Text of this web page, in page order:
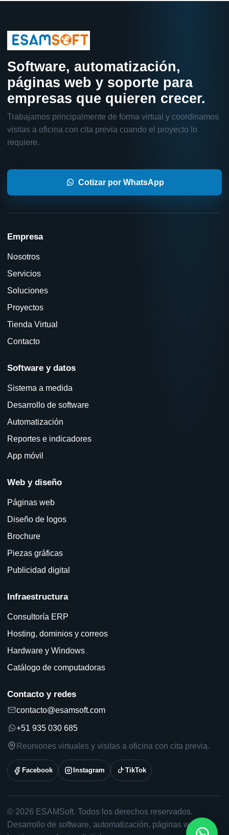
Software, automatización,
páginas web y soporte para
empresas que quieren crecer.
Trabajamos principalmente de forma virtual y coordinamos
visitas a oficina con cita previa cuando el proyecto lo
requiere.
Cotizar por WhatsApp
Empresa
Nosotros
Servicios
Soluciones
Proyectos
Tienda Virtual
Contacto
Software y datos
Sistema a medida
Desarrollo de software
Automatización
Reportes e indicadores
App móvil
Web y diseño
Páginas web
Diseño de logos
Brochure
Piezas gráficas
Publicidad digital
Infraestructura
Consultoría ERP
Hosting, dominios y correos
Hardware y Windows
Catálogo de computadoras
Contacto y redes
contacto@esamsoft.com
+51 935 030 685
Reuniones virtuales y visitas a oficina con cita previa.
Facebook Instagram TikTok
© 2026 ESAMSoft. Todos los derechos reservados.
Desarrollo de software, automatización, páginas web,